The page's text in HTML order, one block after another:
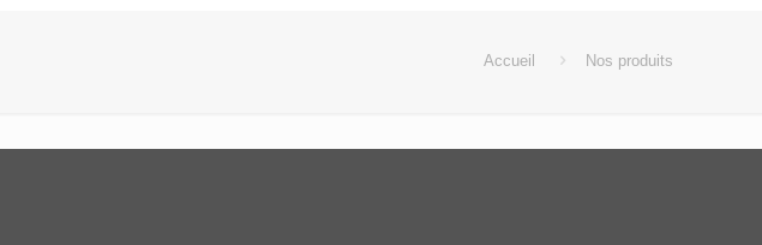
Accueil Nos produits